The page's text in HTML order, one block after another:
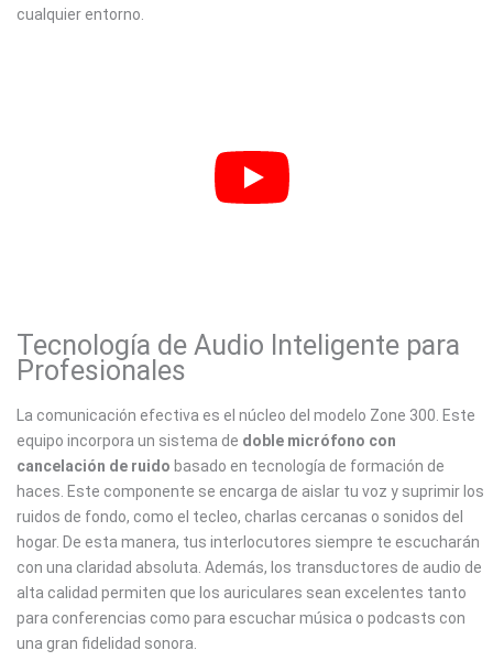
cualquier entorno.
Tecnología de Audio Inteligente para
Profesionales
La comunicación efectiva es el núcleo del modelo Zone 300. Este
equipo incorpora un sistema de doble micrófono con
cancelación de ruido basado en tecnología de formación de
haces. Este componente se encarga de aislar tu voz y suprimir los
ruidos de fondo, como el tecleo, charlas cercanas o sonidos del
hogar. De esta manera, tus interlocutores siempre te escucharán
con una claridad absoluta. Además, los transductores de audio de
alta calidad permiten que los auriculares sean excelentes tanto
para conferencias como para escuchar música o podcasts con
una gran fidelidad sonora.